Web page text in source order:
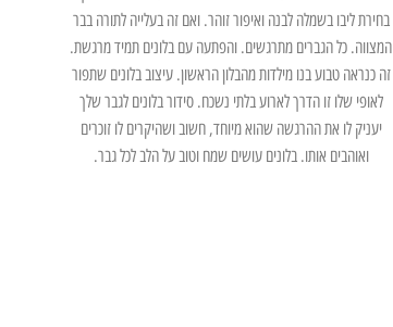
בחירת ליבו בשמלה לבנה ואיפור זוהר. ואם זה בעלייה לתורה בבר
המצווה. כל הגברים מתרגשים. והפתעה עם בלונים תמיד מרגשת.
זה כנראה טבוע בנו מילדות מהבלון הראשון. עיצוב בלונים שתפור
לאופי שלו זו הדרך לארוע בלתי נשכח. סידור בלונים לגבר שלך
יעניק לו את ההרגשה שהוא מיוחד, חשוב ושהיקרים לו זוכרים
ואוהבים אותו. בלונים עושים שמח וטוב על הלב לכל גבר.